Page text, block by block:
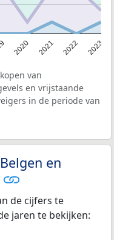
2020 2021 2022 2023
van
en vrijstaande
in de periode van
en
de cijfers te
jaren te bekijken: